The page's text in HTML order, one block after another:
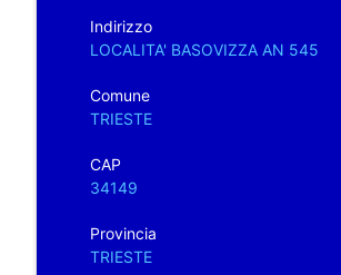
Indirizzo
LOCALITA' BASOVIZZA AN 545
Comune
TRIESTE
CAP
34149
Provincia
TRIESTE